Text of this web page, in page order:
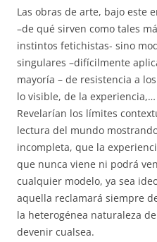
Las obras de arte, bajo este
–de qué sirven como tales
instintos fetichistas- sino
singulares –difícilmente
mayoría – de resistencia a
lo visible, de la
Revelarían los límites
lectura del mundo
incompleta, que la
que nunca viene ni podrá
cualquier modelo, ya sea
aquella reclamará siempre
la heterogénea naturaleza
devenir cualsea.